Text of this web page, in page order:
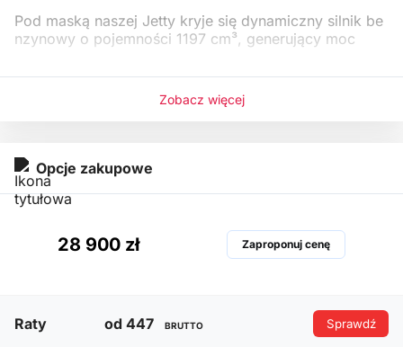
Pod maską naszej Jetty kryje się dynamiczny silnik be
nzynowy o pojemności 1197 cm³, generujący moc
Zobacz więcej
Opcje zakupowe
28 900 zł Zaproponuj cenę
Raty od 447 BRUTTO Sprawdź